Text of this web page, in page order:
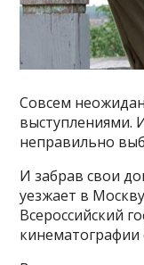
Совсем
выступлениями.
неправильно
И забрав свои
уезжает в
Всероссийский
кинематографии